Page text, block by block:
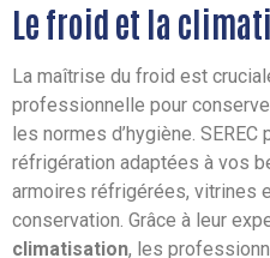
Le froid et la
La maîtrise du froid est
professionnelle pour
les normes d’hygiène.
réfrigération adaptées à vos
armoires réfrigérées, vitrines
conservation. Grâce à leur
climatisation, les